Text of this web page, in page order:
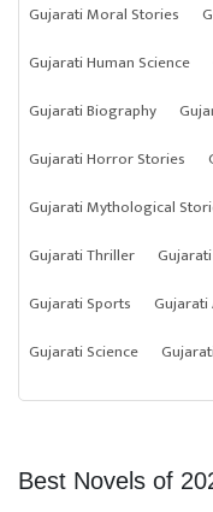
Gujarati Moral Stories
Gujarati Human Science
Gujarati Biography
Gujarati Horror Stories
Gujarati Mythological
Gujarati Thriller
Gujarati Sports
Gujarati
Gujarati Science
Best Novels of